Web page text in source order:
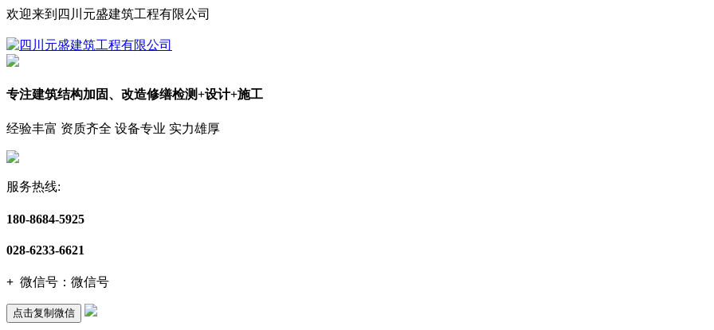
欢迎来到四川元盛建筑工程有限公司
专注建筑结构加固、改造修缮检测+设计+施工
经验丰富 资质齐全 设备专业 实力雄厚
服务热线:
180-8684-5925
028-6233-6621
+ 微信号： 微信号
点击复制微信